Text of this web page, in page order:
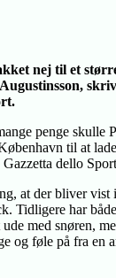
nej til et
penge skulle
til at
dello
at der bliver vist
Tidligere har
med snøren,
og føle på fra en